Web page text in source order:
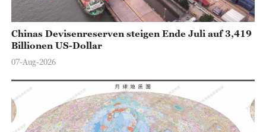
Chinas Devisenreserven steigen Ende Juli auf 3,419
Billionen US-Dollar
07-Aug-2026